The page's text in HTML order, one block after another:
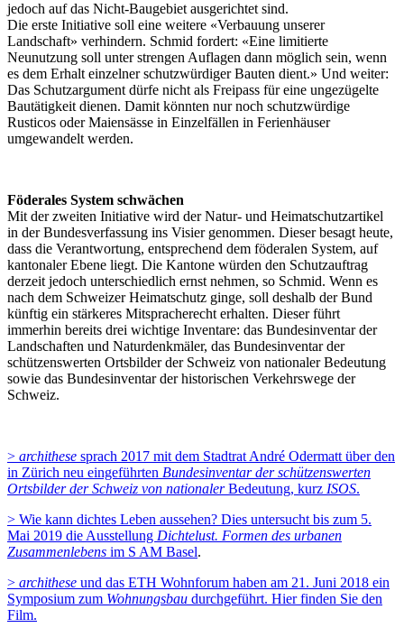
jedoch auf das Nicht-Baugebiet ausgerichtet sind.
Die erste Initiative soll eine weitere «Verbauung unserer
Landschaft» verhindern. Schmid fordert: «Eine limitierte
Neunutzung soll unter strengen Auflagen dann möglich sein, wenn
es dem Erhalt einzelner schutzwürdiger Bauten dient.» Und weiter:
Das Schutzargument dürfe nicht als Freipass für eine ungezügelte
Bautätigkeit dienen. Damit könnten nur noch schutzwürdige
Rusticos oder Maiensässe in Einzelfällen in Ferienhäuser
umgewandelt werden.
Föderales System schwächen
Mit der zweiten Initiative wird der Natur- und Heimatschutzartikel
in der Bundesverfassung ins Visier genommen. Dieser besagt heute,
dass die Verantwortung, entsprechend dem föderalen System, auf
kantonaler Ebene liegt. Die Kantone würden den Schutzauftrag
derzeit jedoch unterschiedlich ernst nehmen, so Schmid. Wenn es
nach dem Schweizer Heimatschutz ginge, soll deshalb der Bund
künftig ein stärkeres Mitspracherecht erhalten. Dieser führt
immerhin bereits drei wichtige Inventare: das Bundesinventar der
Landschaften und Naturdenkmäler, das Bundesinventar der
schützenswerten Ortsbilder der Schweiz von nationaler Bedeutung
sowie das Bundesinventar der historischen Verkehrswege der
Schweiz.
> archithese sprach 2017 mit dem Stadtrat André Odermatt über den
in Zürich neu eingeführten Bundesinventar der schützenswerten
Ortsbilder der Schweiz von nationalerBedeutung, kurz ISOS.
> Wie kann dichtes Leben aussehen? Dies untersucht bis zum 5.
Mai 2019 die Ausstellung Dichtelust. Formen des urbanen
Zusammenlebens im S AM Basel.
> archithese und das ETH Wohnforum haben am 21. Juni 2018 ein
Symposium zum Wohnungsbau durchgeführt. Hier finden Sie den
Film.